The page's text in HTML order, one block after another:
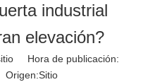
industrial
elevación?
Hora de publicación:
Sitio